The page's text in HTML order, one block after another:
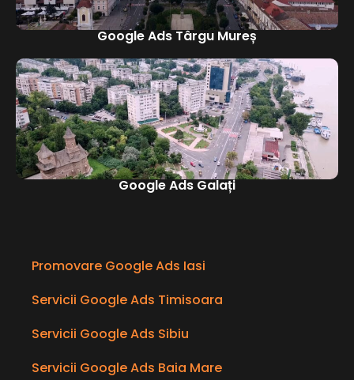
Google Ads Târgu Mureș
Google Ads Galați
Promovare Google Ads Iasi
Servicii Google Ads Timisoara
Servicii Google Ads Sibiu
Servicii Google Ads Baia Mare